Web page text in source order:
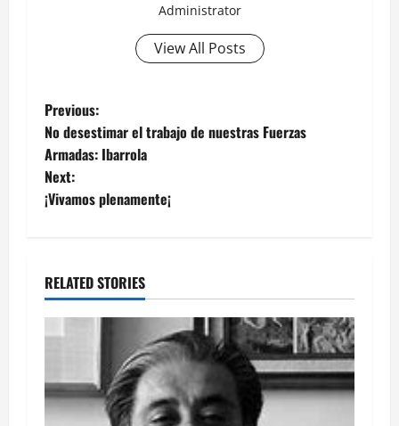
Administrator
View All Posts
Post
navigation
Previous:
No desestimar el trabajo de nuestras Fuerzas
Armadas: Ibarrola
Next:
¡Vivamos plenamente¡
RELATED STORIES